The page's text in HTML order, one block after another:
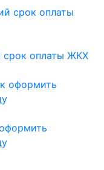
срок оплаты ЖКХ